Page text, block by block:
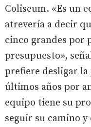
Coliseum. «Es un
atrevería a decir
cinco grandes por
presupuesto»,
prefiere desligar
últimos años por
equipo tiene su
seguir su camino y